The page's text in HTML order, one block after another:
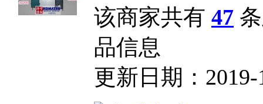
该商家共有 47
品信息
更新日期：2019-